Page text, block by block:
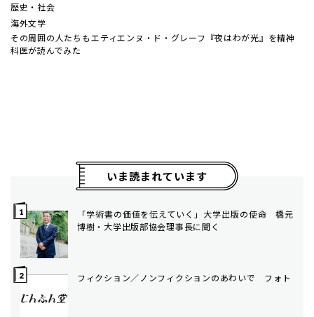
歴史・社会
海外文学
その周囲の人たちも――エティエンヌ・ド・グレーフ『夜はわが光』を精神
科医が読んでみた
いま読まれています
「学術書の価値を伝えていく」大学出版の使命 橋元
博樹・大学出版部協会理事長に聞く
フィクション／ノンフィクションのあわいで フォト